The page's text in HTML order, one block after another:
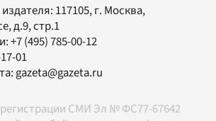
117105, г. Москва,
д.9, стр.1
+7 (495) 785-00-12
01
gazeta@gazeta.ru
СМИ Эл № ФС77-67642